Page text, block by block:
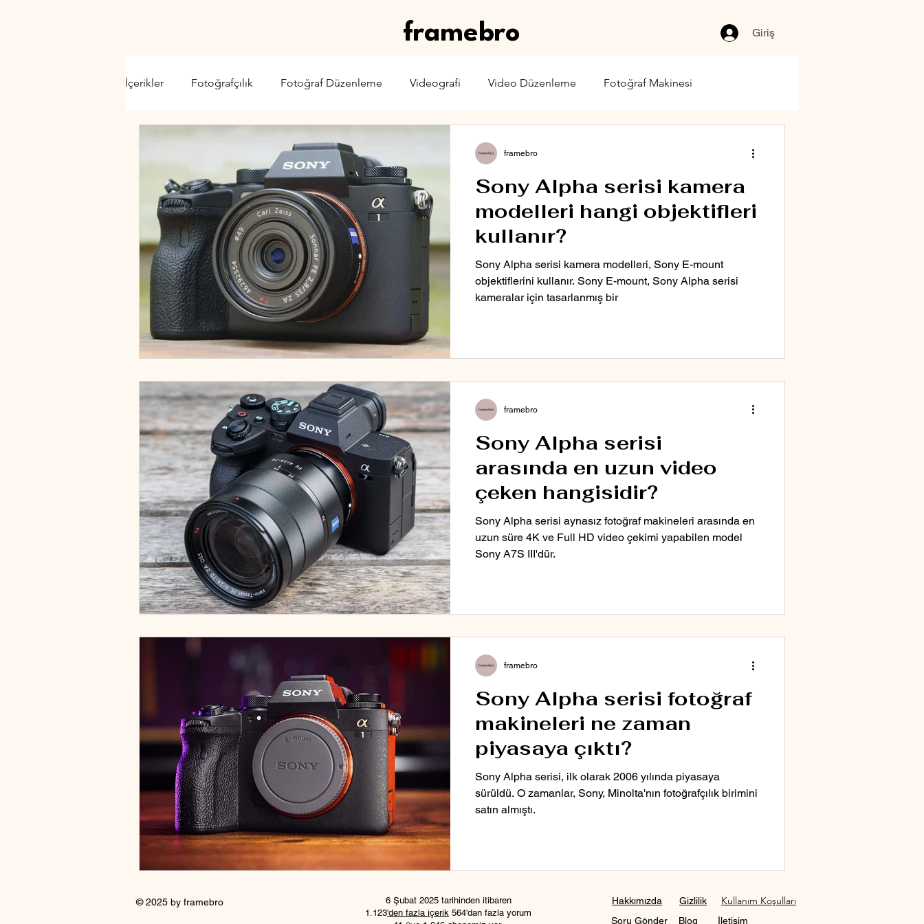
framebro Giriş
İçerikler Fotoğrafçılık Fotoğraf Düzenleme Videografi Video Düzenleme Fotoğraf Makinesi
Video Kamera Drone
Sony Alpha serisi kamera
modelleri hangi objektifleri
kullanır?
Sony Alpha serisi kamera modelleri, Sony E-mount
objektiflerini kullanır. Sony E-mount, Sony Alpha serisi
kameralar için tasarlanmış bir
framebro
Sony Alpha serisi
arasında en uzun video
çeken hangisidir?
Sony Alpha serisi aynasız fotoğraf makineleri arasında en
uzun süre 4K ve Full HD video çekimi yapabilen model
Sony A7S III'dür.
framebro
Sony Alpha serisi fotoğraf
makineleri ne zaman
piyasaya çıktı?
Sony Alpha serisi, ilk olarak 2006 yılında piyasaya
sürüldü. O zamanlar, Sony, Minolta'nın fotoğrafçılık birimini
satın almıştı.
framebro
© 2025 by framebro
6 Şubat 2025 tarihinden itibaren
1.123'den fazla içerik 564'dan fazla yorum
Hakkımızda
Soru Gönder
Gizlilik
Blog
Kullanım Koşulları
İletişim